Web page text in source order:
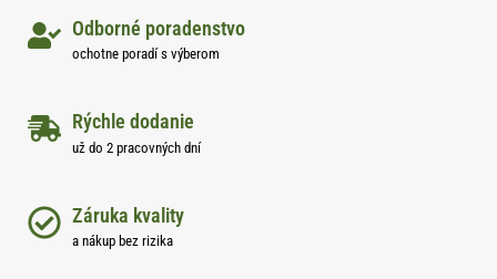
Odborné poradenstvo
ochotne poradí s výberom
Rýchle dodanie
už do 2 pracovných dní
Záruka kvality
a nákup bez rizika